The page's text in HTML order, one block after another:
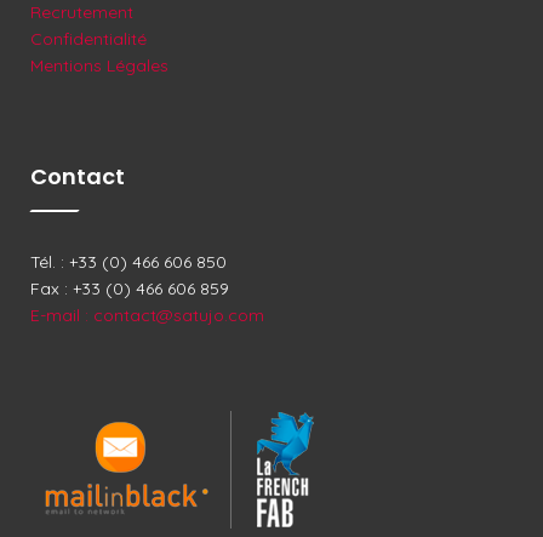
Recrutement
Confidentialité
Mentions Légales
Contact
Tél. : +33 (0) 466 606 850
Fax : +33 (0) 466 606 859
E-mail : contact@satujo.com